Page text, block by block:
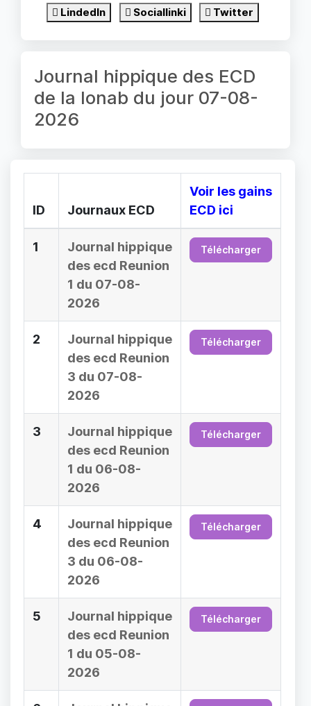
LindedIn Sociallinki Twitter
Journal hippique des ECD
de la lonab du jour 07-08-
2026
ID Journaux ECD
Voir les gains
ECD ici
1
Journal hippique
des ecd Reunion
1 du 07-08-
2026
Télécharger
2
Journal hippique
des ecd Reunion
3 du 07-08-
2026
Télécharger
3
Journal hippique
des ecd Reunion
1 du 06-08-
2026
Télécharger
4
Journal hippique
des ecd Reunion
3 du 06-08-
2026
Télécharger
5
Journal hippique
des ecd Reunion
1 du 05-08-
2026
Télécharger